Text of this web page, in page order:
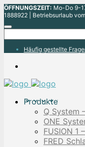
ÖFFNUNGSZEIT: Mo-Do 9-
1888922 | Betriebsurlaub
Häufig gestellte
Produkte
Q System
ONE
FUSION 1
FRED